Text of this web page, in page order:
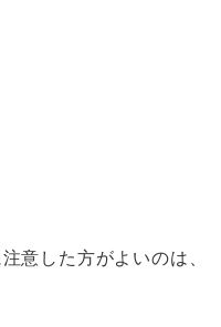
意した方がよいのは、